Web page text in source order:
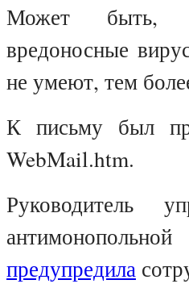
Может быть,
вредоносные
не умеют, тем
К письму был
WebMail.htm.
Руководитель
предупредила